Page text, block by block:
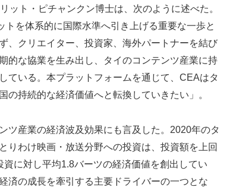
ット・ピチャンクン博士は、次のように述べた。
トを体系的に国際水準へ引き上げる重要な一歩と
、クリエイター、投資家、海外パートナーを結び
的な協業を生み出し、タイのコンテンツ産業に持
ている。本プラットフォームを通じて、CEAはタ
持続的な経済価値へと転換していきたい」。
ツ産業の経済波及効果にも言及した。2020年のタ
りわけ映画・放送分野への投資は、投資額を上回
に対し平均1.8バーツの経済価値を創出してい
済の成長を牽引する主要ドライバーの一つとな